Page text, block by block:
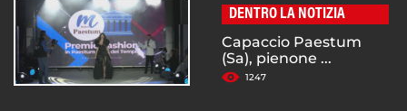
DENTRO LA NOTIZIA
Capaccio Paestum
(Sa), pienone ...
1247